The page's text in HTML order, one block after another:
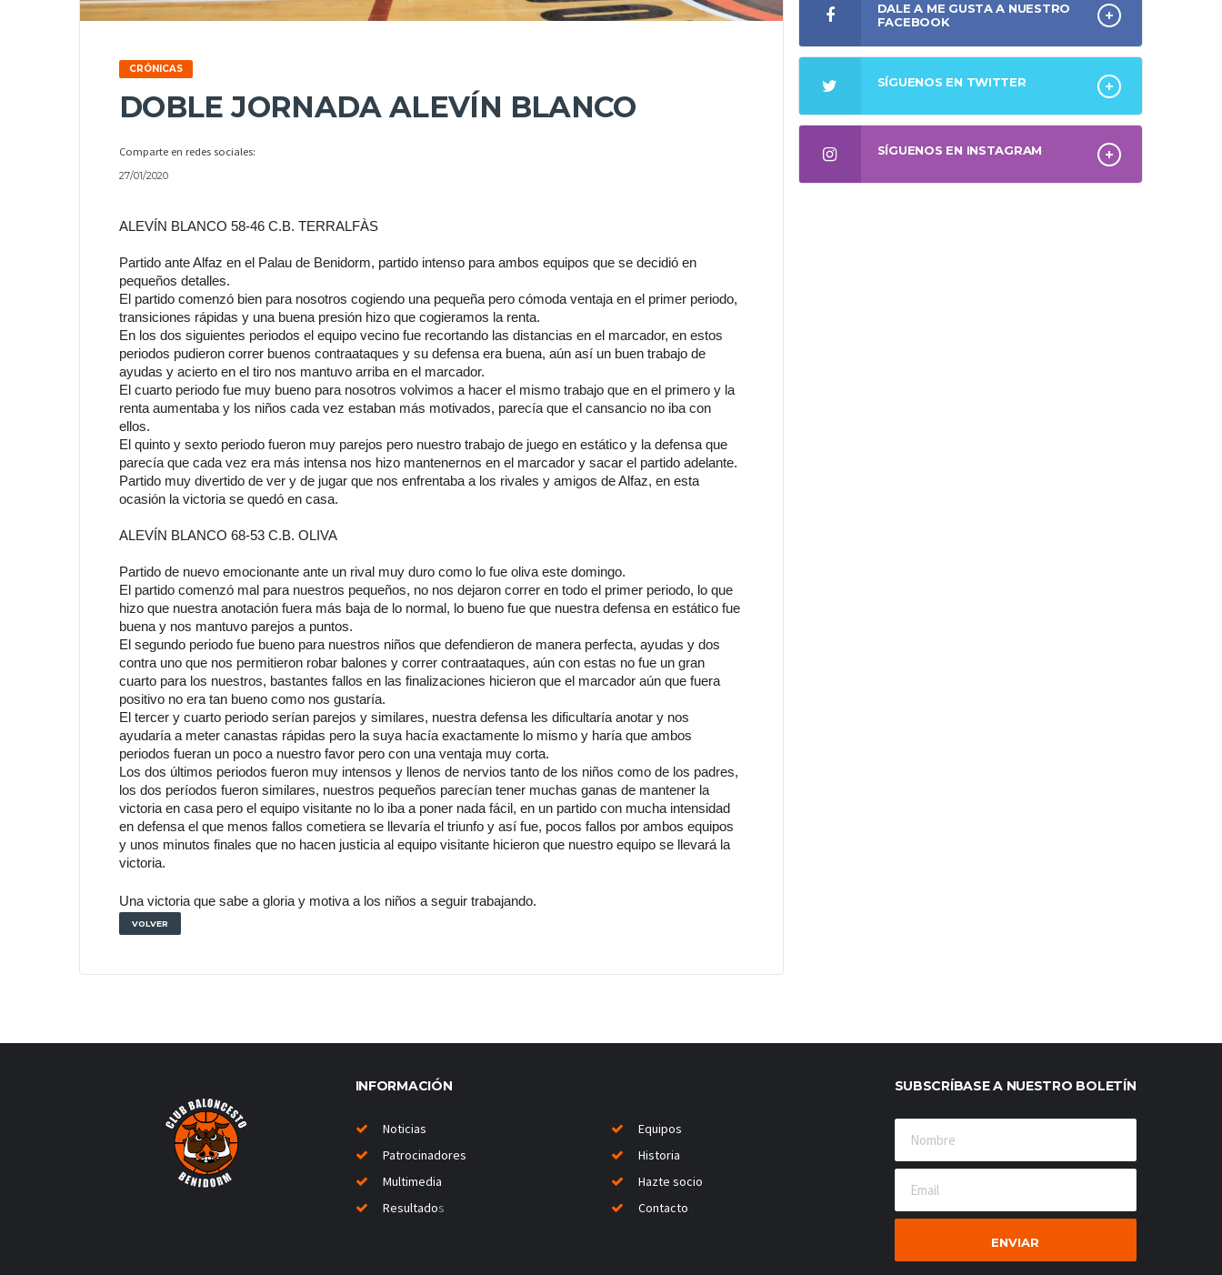
CRÓNICAS
DOBLE JORNADA ALEVÍN BLANCO
Comparte en redes sociales:
27/01/2020
ALEVÍN BLANCO 58-46 C.B. TERRALFÀS
Partido ante Alfaz en el Palau de Benidorm, partido intenso para ambos equipos que se decidió en
pequeños detalles.
El partido comenzó bien para nosotros cogiendo una pequeña pero cómoda ventaja en el primer periodo,
transiciones rápidas y una buena presión hizo que cogieramos la renta.
En los dos siguientes periodos el equipo vecino fue recortando las distancias en el marcador, en estos
periodos pudieron correr buenos contraataques y su defensa era buena, aún así un buen trabajo de
ayudas y acierto en el tiro nos mantuvo arriba en el marcador.
El cuarto periodo fue muy bueno para nosotros volvimos a hacer el mismo trabajo que en el primero y la
renta aumentaba y los niños cada vez estaban más motivados, parecía que el cansancio no iba con
ellos.
El quinto y sexto periodo fueron muy parejos pero nuestro trabajo de juego en estático y la defensa que
parecía que cada vez era más intensa nos hizo mantenernos en el marcador y sacar el partido adelante.
Partido muy divertido de ver y de jugar que nos enfrentaba a los rivales y amigos de Alfaz, en esta
ocasión la victoria se quedó en casa.
ALEVÍN BLANCO 68-53 C.B. OLIVA
Partido de nuevo emocionante ante un rival muy duro como lo fue oliva este domingo.
El partido comenzó mal para nuestros pequeños, no nos dejaron correr en todo el primer periodo, lo que
hizo que nuestra anotación fuera más baja de lo normal, lo bueno fue que nuestra defensa en estático fue
buena y nos mantuvo parejos a puntos.
El segundo periodo fue bueno para nuestros niños que defendieron de manera perfecta, ayudas y dos
contra uno que nos permitieron robar balones y correr contraataques, aún con estas no fue un gran
cuarto para los nuestros, bastantes fallos en las finalizaciones hicieron que el marcador aún que fuera
positivo no era tan bueno como nos gustaría.
El tercer y cuarto periodo serían parejos y similares, nuestra defensa les dificultaría anotar y nos
ayudaría a meter canastas rápidas pero la suya hacía exactamente lo mismo y haría que ambos
periodos fueran un poco a nuestro favor pero con una ventaja muy corta.
Los dos últimos periodos fueron muy intensos y llenos de nervios tanto de los niños como de los padres,
los dos períodos fueron similares, nuestros pequeños parecían tener muchas ganas de mantener la
victoria en casa pero el equipo visitante no lo iba a poner nada fácil, en un partido con mucha intensidad
en defensa el que menos fallos cometiera se llevaría el triunfo y así fue, pocos fallos por ambos equipos
y unos minutos finales que no hacen justicia al equipo visitante hicieron que nuestro equipo se llevará la
victoria.
Una victoria que sabe a gloria y motiva a los niños a seguir trabajando.
VOLVER
DALE A ME GUSTA A NUESTRO
FACEBOOK
SÍGUENOS EN TWITTER
SÍGUENOS EN INSTAGRAM
INFORMACIÓN
Noticias
Equipos
Patrocinadores
Historia
Multimedia
Hazte socio
Resultados Contacto
SUBSCRÍBASE A NUESTRO BOLETÍN